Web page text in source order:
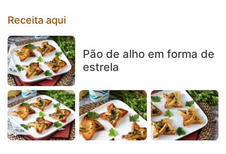
Receita aqui
Pão de alho em forma de
estrela